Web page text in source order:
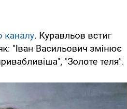
каналу. Куравльов встиг
"Іван Васильович змінює
"Золоте теля".